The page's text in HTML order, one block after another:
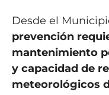
Desde el
prevención
mantenimiento
y capacidad de
meteorológicos